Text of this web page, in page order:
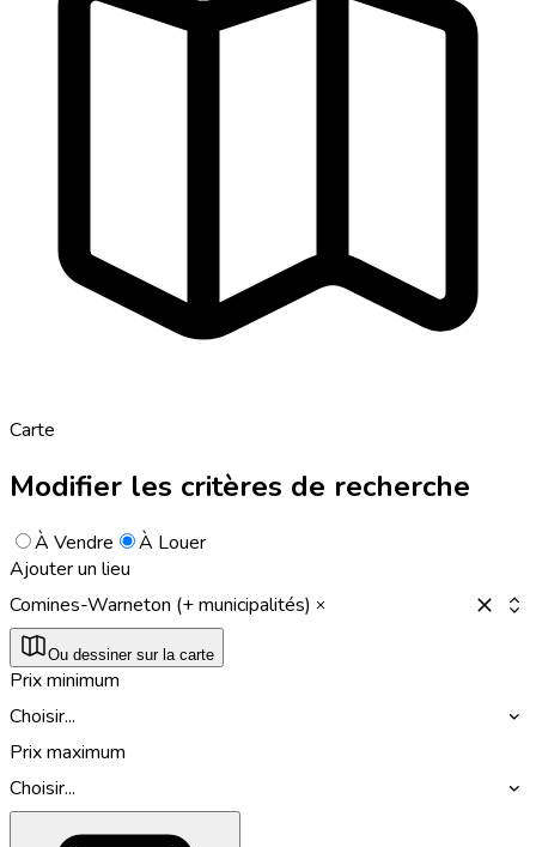
Carte
Modifier les critères de recherche
À Vendre
À Louer
Ajouter un lieu
Comines-Warneton (+ municipalités)
Ou dessiner sur la carte
Prix minimum
Choisir...
Prix maximum
Choisir...